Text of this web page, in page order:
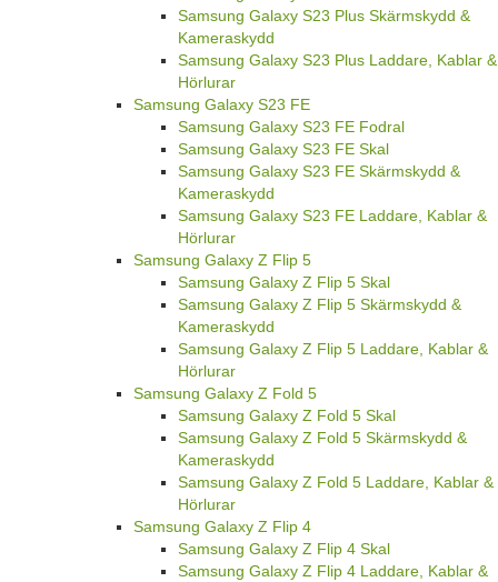
Samsung Galaxy S23 Plus Skärmskydd &
Kameraskydd
Samsung Galaxy S23 Plus Laddare, Kablar &
Hörlurar
Samsung Galaxy S23 FE
Samsung Galaxy S23 FE Fodral
Samsung Galaxy S23 FE Skal
Samsung Galaxy S23 FE Skärmskydd &
Kameraskydd
Samsung Galaxy S23 FE Laddare, Kablar &
Hörlurar
Samsung Galaxy Z Flip 5
Samsung Galaxy Z Flip 5 Skal
Samsung Galaxy Z Flip 5 Skärmskydd &
Kameraskydd
Samsung Galaxy Z Flip 5 Laddare, Kablar &
Hörlurar
Samsung Galaxy Z Fold 5
Samsung Galaxy Z Fold 5 Skal
Samsung Galaxy Z Fold 5 Skärmskydd &
Kameraskydd
Samsung Galaxy Z Fold 5 Laddare, Kablar &
Hörlurar
Samsung Galaxy Z Flip 4
Samsung Galaxy Z Flip 4 Skal
Samsung Galaxy Z Flip 4 Laddare, Kablar &